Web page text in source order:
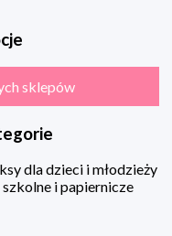
sklepów
dla dzieci i młodzieży
i papiernicze